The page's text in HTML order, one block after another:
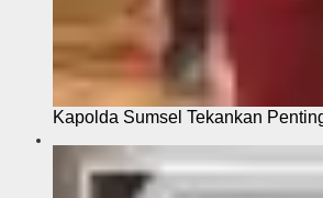
Kapolda Sumsel Tekankan